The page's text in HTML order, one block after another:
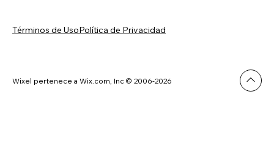
Términos de UsoPolítica de Privacidad
Wixel pertenece a Wix.com, Inc © 2006-2026